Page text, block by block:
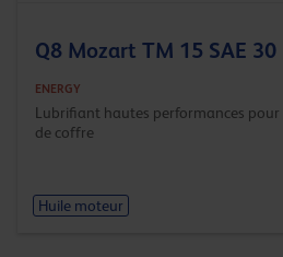
Q8 Mozart TM 15 SAE 30
ENERGY
Lubrifiant hautes performances
de coffre
Huile moteur